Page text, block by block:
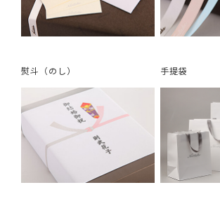
熨斗（のし） 手提袋